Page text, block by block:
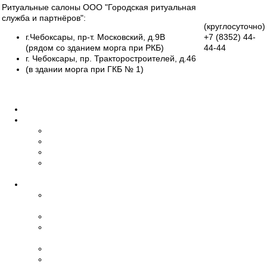
Ритуальные салоны ООО "Городская ритуальная
служба и партнёров":
г.Чебоксары, пр-т. Московский, д.9В
(рядом со зданием морга при РКБ)
г. Чебоксары, пр. Тракторостроителей, д.46
(в здании морга при ГКБ № 1)
(круглосуточно)
+7 (8352) 44-
44-44